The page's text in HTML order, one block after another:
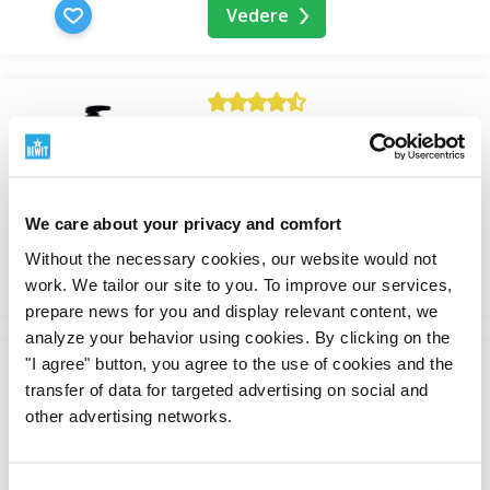
We care about your privacy and comfort
Without the necessary cookies, our website would not
work. We tailor our site to you. To improve our services,
prepare news for you and display relevant content, we
analyze your behavior using cookies. By clicking on the
"I agree" button, you agree to the use of cookies and the
transfer of data for targeted advertising on social and
other advertising networks.
preparare il tuo detergente per piatti in pochi minuti.
Sul blog trovi
istruzioni passo dopo passo
Domande frequenti
detergente per piatti?
Per la normale cucina domestica sì. Bastano poche
gocce in acqua calda. Per pentole molto bruciate o
estremamente unte, aiuta pre-ammollare o aggiungere
bicarbonato di sodio.
Il sapone di Castiglia può essere usato in
lavastoviglie?
Vedere
Sapone liquido Nimb
Materie prime cosmetiche
Da 8,04 €
Vedere
-30%
Soda Bicarbona - materia
prima naturale per la